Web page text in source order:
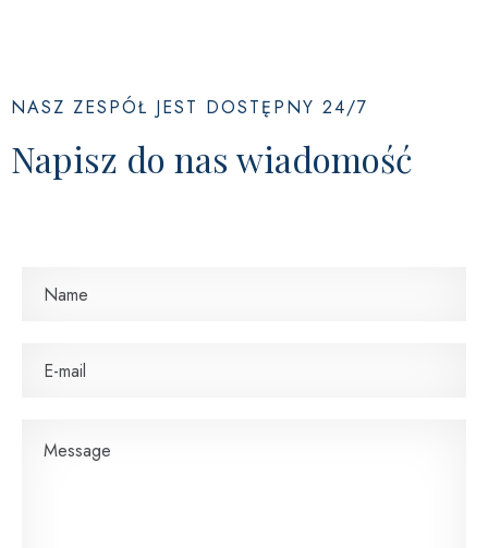
NASZ ZESPÓŁ JEST DOSTĘPNY 24/7
Napisz do nas wiadomość